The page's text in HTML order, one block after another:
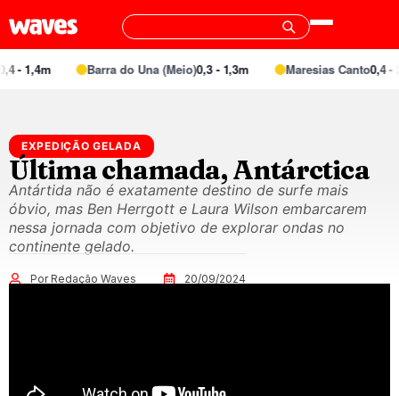
- 1,4m Barra do Una (Meio)0,3 - 1,3m Maresias Canto0,4 -
EXPEDIÇÃO GELADA
Última chamada, Antárctica
Antártida não é exatamente destino de surfe mais
óbvio, mas Ben Herrgott e Laura Wilson embarcarem
nessa jornada com objetivo de explorar ondas no
continente gelado.
Por Redação Waves 20/09/2024